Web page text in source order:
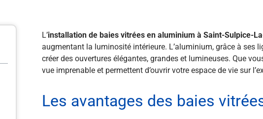
L’installation de baies vitrées en aluminium à Saint-Sulpice-
augmentant la luminosité intérieure. L’aluminium, grâce à ses
créer des ouvertures élégantes, grandes et lumineuses. Que
vue imprenable et permettent d’ouvrir votre espace de vie sur
Les avantages des baies